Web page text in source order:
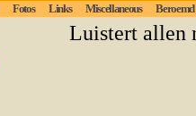
Fotos Links Miscellaneous Beroemd
Luistert allen